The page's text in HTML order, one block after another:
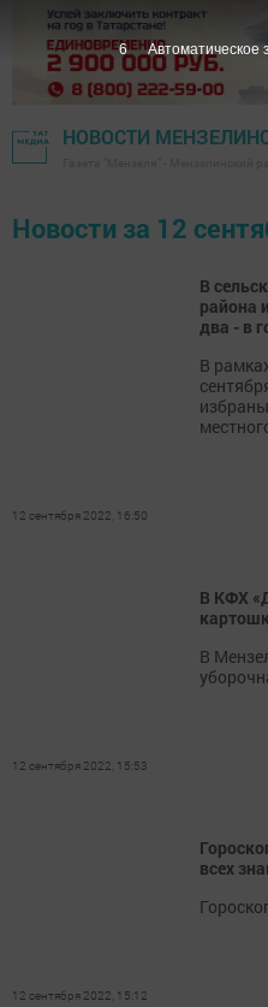
НОВОСТИ
Новости за 12
В
района
два - в
В
12 сентября 2022, 16:50
В КФХ
В
12 сентября 2022, 15:53
всех
12 сентября 2022, 15:12
5 Автоматическое